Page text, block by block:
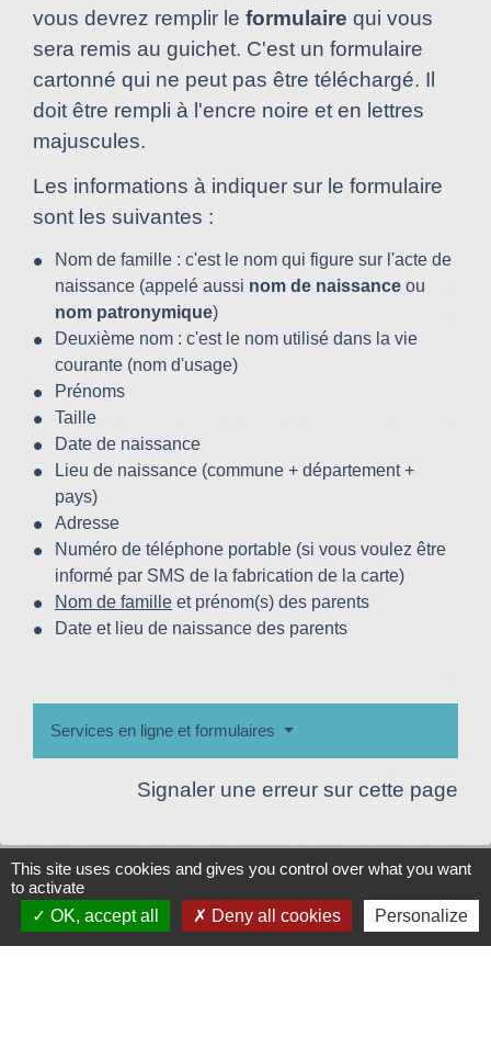
vous devrez remplir le formulaire qui vous
sera remis au guichet. C'est un formulaire
cartonné qui ne peut pas être téléchargé. Il
doit être rempli à l'encre noire et en lettres
majuscules.
Les informations à indiquer sur le formulaire
sont les suivantes :
Nom de famille : c'est le nom qui figure sur l'acte de
naissance (appelé aussi nom de naissance ou
nom patronymique)
Deuxième nom : c'est le nom utilisé dans la vie
courante (nom d'usage)
Prénoms
Taille
Date de naissance
Lieu de naissance (commune + département +
pays)
Adresse
Numéro de téléphone portable (si vous voulez être
informé par SMS de la fabrication de la carte)
Nom de famille et prénom(s) des parents
Date et lieu de naissance des parents
Services en ligne et formulaires
Signaler une erreur sur cette page
Plan/Accès
© OpenStreetMap
Contacts
This site uses cookies and gives you control over what you want
to activate
OK, accept all
Deny all cookies Personalize